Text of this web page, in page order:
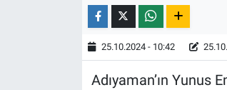
25.10.2024 - 10:42
Adıyaman’ın